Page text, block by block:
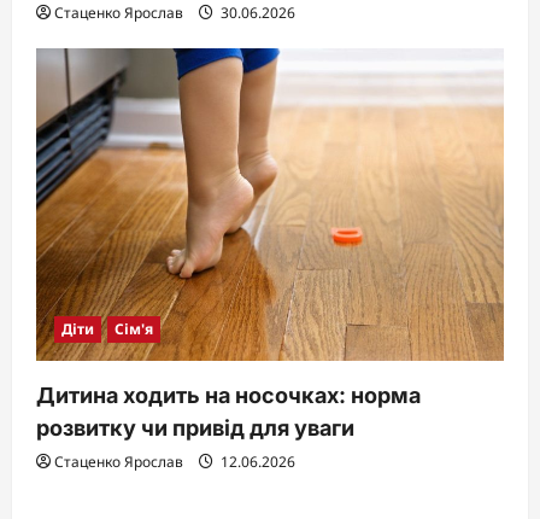
Стаценко Ярослав 30.06.2026
Діти Сім'я
Дитина ходить на носочках: норма
розвитку чи привід для уваги
Стаценко Ярослав 12.06.2026